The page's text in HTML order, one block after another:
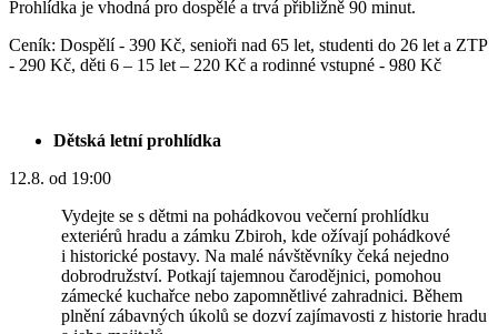
Prohlídka je vhodná pro dospělé a trvá přibližně 90 minut.
Ceník: Dospělí - 390 Kč, senioři nad 65 let, studenti do 26 let a ZTP
- 290 Kč, děti 6 – 15 let – 220 Kč a rodinné vstupné - 980 Kč
Dětská letní prohlídka
12.8. od 19:00
Vydejte se s dětmi na pohádkovou večerní prohlídku
exteriérů hradu a zámku Zbiroh, kde ožívají pohádkové
i historické postavy. Na malé návštěvníky čeká nejedno
dobrodružství. Potkají tajemnou čarodějnici, pomohou
zámecké kuchařce nebo zapomnětlivé zahradnici. Během
plnění zábavných úkolů se dozví zajímavosti z historie hradu